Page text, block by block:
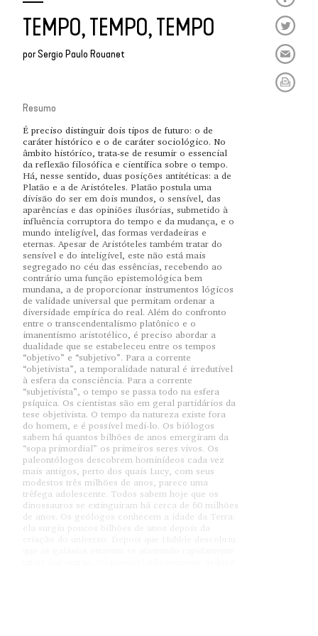
TEMPO, TEMPO, TEMPO
porSergio Paulo Rouanet
Resumo
É preciso distinguir dois tipos de futuro: o de
caráter histórico e o de caráter sociológico. No
âmbito histórico, trata-se de resumir o essencial
da reflexão filosófica e científica sobre o tempo.
Há, nesse sentido, duas posições antitéticas: a de
Platão e a de Aristóteles. Platão postula uma
divisão do ser em dois mundos, o sensível, das
aparências e das opiniões ilusórias, submetido à
influência corruptora do tempo e da mudança, e o
mundo inteligível, das formas verdadeiras e
eternas. Apesar de Aristóteles também tratar do
sensível e do inteligível, este não está mais
segregado no céu das essências, recebendo ao
contrário uma função epistemológica bem
mundana, a de proporcionar instrumentos lógicos
de validade universal que permitam ordenar a
diversidade empírica do real. Além do confronto
entre o transcendentalismo platônico e o
imanentismo aristotélico, é preciso abordar a
dualidade que se estabeleceu entre os tempos
“objetivo” e “subjetivo”. Para a corrente
“objetivista”, a temporalidade natural é irredutível
à esfera da consciência. Para a corrente
“subjetivista”, o tempo se passa todo na esfera
psíquica. Os cientistas são em geral partidários da
tese objetivista. O tempo da natureza existe fora
do homem, e é possível medi-lo. Os biólogos
sabem há quantos bilhões de anos emergiram da
“sopa primordial” os primeiros seres vivos. Os
paleontólogos descobrem hominídeos cada vez
mais antigos, perto dos quais Lucy, com seus
modestos três milhões de anos, parece uma
trêfega adolescente. Todos sabem hoje que os
dinossauros se extinguiram há cerca de 60 milhões
de anos. Os geólogos conhecem a idade da Terra:
ela surgiu poucos bilhões de anos depois da